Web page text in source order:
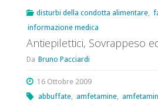
disturbi della condotta alimentare,
informazione medica
Antiepilettici, Sovrappeso
Da Bruno Pacciardi
16 Ottobre 2009
abbuffate, amfetamine,